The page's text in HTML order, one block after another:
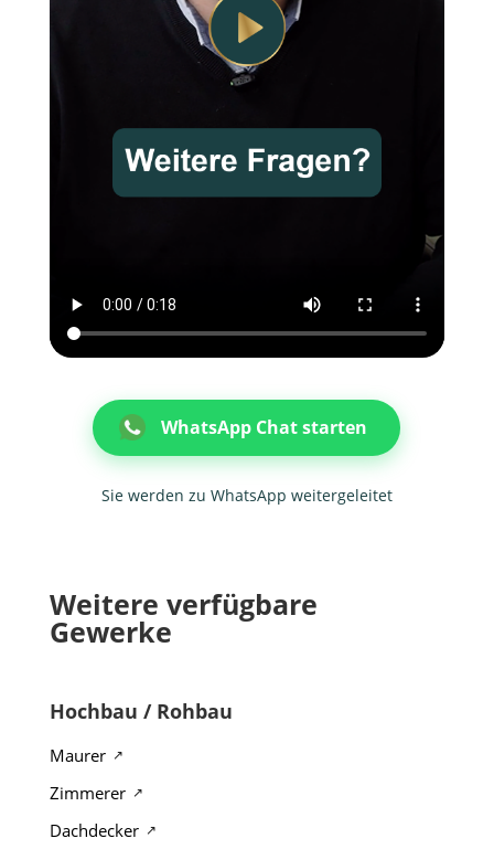
WhatsApp Chat starten
Sie werden zu WhatsApp weitergeleitet
Weitere verfügbare
Gewerke
Hochbau / Rohbau
Maurer
Zimmerer
Dachdecker